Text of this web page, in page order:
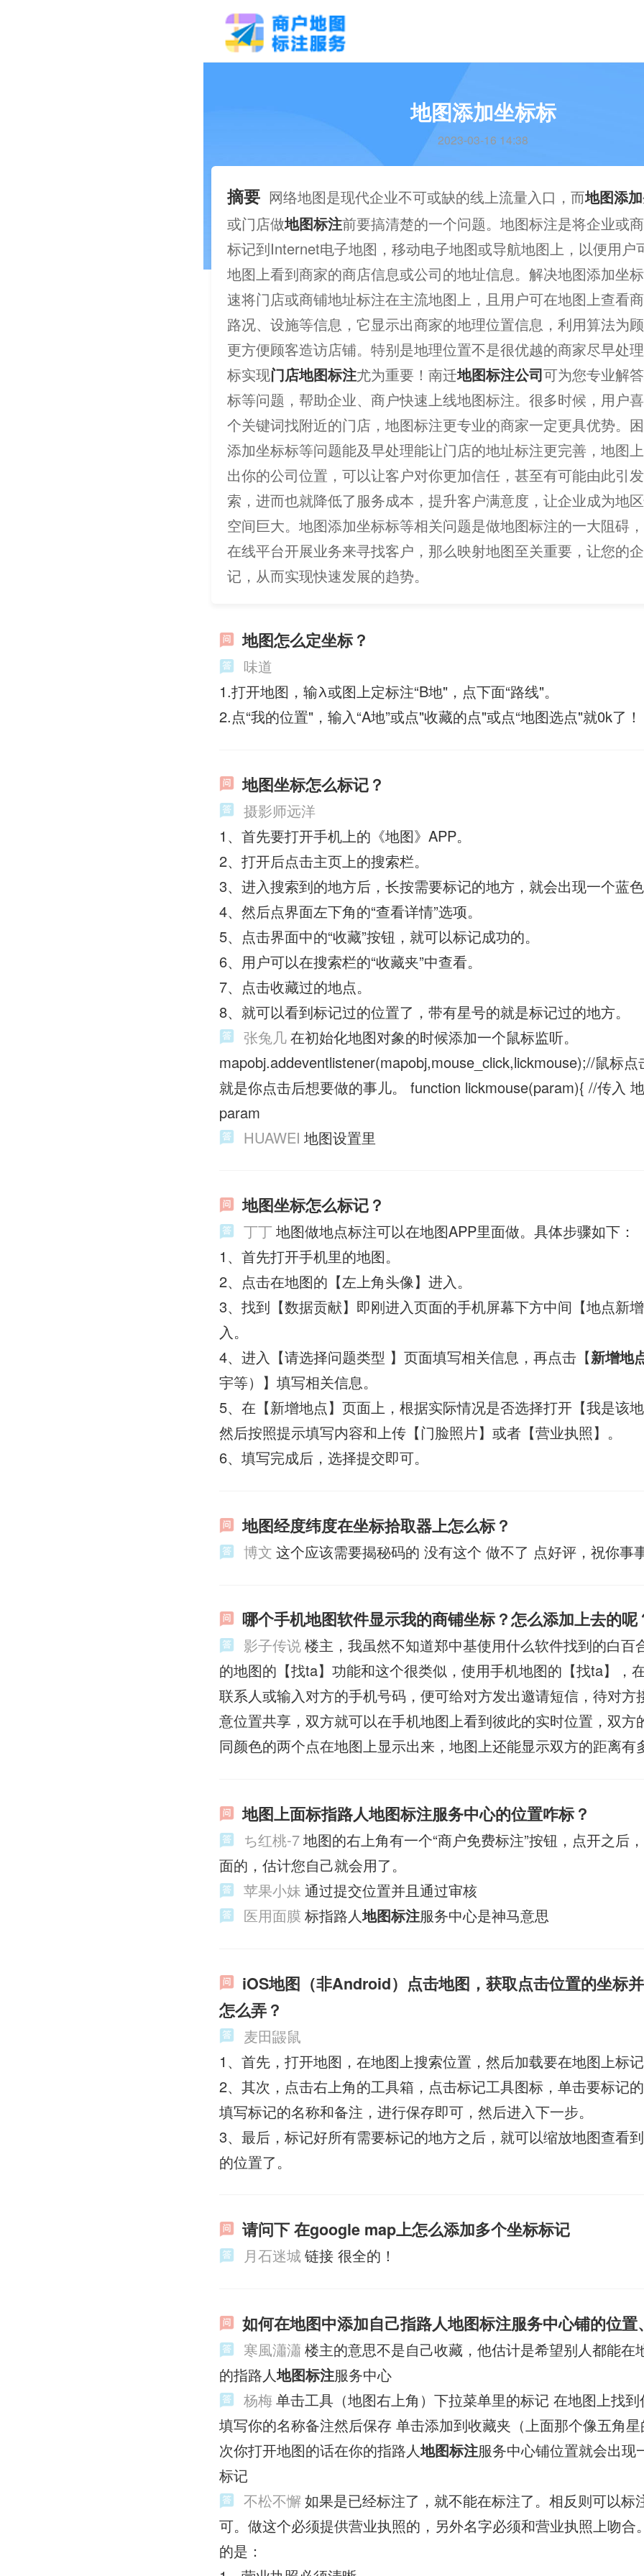
地图添加坐标标
2023-03-16 14:38
摘要 网络地图是现代企业不可或缺的线上流量入口，而地图添加
或门店做地图标注前要搞清楚的一个问题。地图标注是将企业或
标记到Internet电子地图，移动电子地图或导航地图上，以便用户
地图上看到商家的商店信息或公司的地址信息。解决地图添加坐
速将门店或商铺地址标注在主流地图上，且用户可在地图上查看商
路况、设施等信息，它显示出商家的地理位置信息，利用算法为
更方便顾客造访店铺。特别是地理位置不是很优越的商家尽早处
标实现门店地图标注尤为重要！南迁地图标注公司可为您专业解
标等问题，帮助企业、商户快速上线地图标注。很多时候，用户
个关键词找附近的门店，地图标注更专业的商家一定更具优势。
添加坐标标等问题能及早处理能让门店的地址标注更完善，地图
出你的公司位置，可以让客户对你更加信任，甚至有可能由此引
索，进而也就降低了服务成本，提升客户满意度，让企业成为地
空间巨大。地图添加坐标标等相关问题是做地图标注的一大阻碍
在线平台开展业务来寻找客户，那么映射地图至关重要，让您的
记，从而实现快速发展的趋势。
地图怎么定坐标？
味道
1.打开地图，输λ或图上定标注“B地"，点下面“路线"。
2.点“我的位置"，输入“A地”或点"收藏的点"或点“地图选点"就0k了！
地图坐标怎么标记？
摄影师远洋
1、首先要打开手机上的《地图》APP。
2、打开后点击主页上的搜索栏。
3、进入搜索到的地方后，长按需要标记的地方，就会出现一个蓝色
4、然后点界面左下角的“查看详情”选项。
5、点击界面中的“收藏”按钮，就可以标记成功的。
6、用户可以在搜索栏的“收藏夹”中查看。
7、点击收藏过的地点。
8、就可以看到标记过的位置了，带有星号的就是标记过的地方。
张兔几在初始化地图对象的时候添加一个鼠标监听。
mapobj.addeventlistener(mapobj,mouse_click,lickmouse);//鼠标点
就是你点击后想要做的事儿。 function lickmouse(param){ //传入
param
HUAWEI 地图设置里
地图坐标怎么标记？
丁丁 地图做地点标注可以在地图APP里面做。具体步骤如下：
1、首先打开手机里的地图。
2、点击在地图的【左上角头像】进入。
3、找到【数据贡献】即刚进入页面的手机屏幕下方中间【地点新
入。
4、进入【请选择问题类型 】页面填写相关信息，再点击【新增地
宇等）】填写相关信息。
5、在【新增地点】页面上，根据实际情况是否选择打开【我是该
然后按照提示填写内容和上传【门脸照片】或者【营业执照】。
6、填写完成后，选择提交即可。
地图经度纬度在坐标拾取器上怎么标？
博文 这个应该需要揭秘码的 没有这个 做不了 点好评，祝你事事
哪个手机地图软件显示我的商铺坐标？怎么添加上去的呢
影子传说楼主，我虽然不知道郑中基使用什么软件找到的白百
的地图的【找ta】功能和这个很类似，使用手机地图的【找ta】，
联系人或输入对方的手机号码，便可给对方发出邀请短信，待对方
意位置共享，双方就可以在手机地图上看到彼此的实时位置，双方
同颜色的两个点在地图上显示出来，地图上还能显示双方的距离有
地图上面标指路人地图标注服务中心的位置咋标？
ち红桃-7地图的右上角有一个“商户免费标注”按钮，点开之后
面的，估计您自己就会用了。
苹果小妹 通过提交位置并且通过审核
医用面膜 标指路人地图标注服务中心是神马意思
iOS地图（非Android）点击地图，获取点击位置的坐标
怎么弄？
麦田鼹鼠
1、首先，打开地图，在地图上搜索位置，然后加载要在地图上标记
2、其次，点击右上角的工具箱，点击标记工具图标，单击要标记
填写标记的名称和备注，进行保存即可，然后进入下一步。
3、最后，标记好所有需要标记的地方之后，就可以缩放地图查看
的位置了。
请问下 在google map上怎么添加多个坐标标记
月石迷城 链接 很全的！
如何在地图中添加自己指路人地图标注服务中心铺的位置
寒風瀟瀟 楼主的意思不是自己收藏，他估计是希望别人都能在
的指路人地图标注服务中心
杨梅 单击工具（地图右上角）下拉菜单里的标记 在地图上找
填写你的名称备注然后保存 单击添加到收藏夹（上面那个像五角
次你打开地图的话在你的指路人地图标注服务中心铺位置就会出现
标记
不松不懈 如果是已经标注了，就不能在标注了。相反则可以标
可。做这个必须提供营业执照的，另外名字必须和营业执照上吻合
的是：